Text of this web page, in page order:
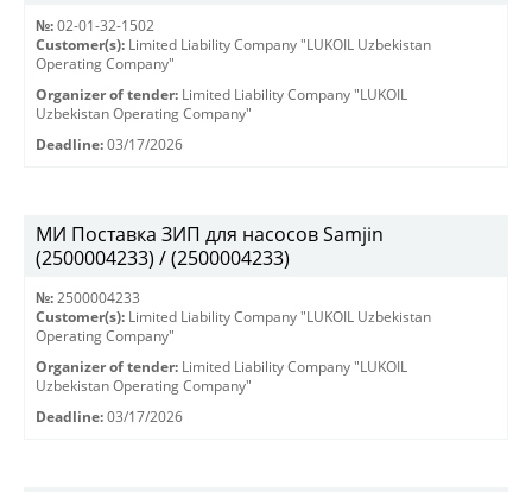
№: 02-01-32-1502
Customer(s): Limited Liability Company "LUKOIL Uzbekistan
Operating Company"
Organizer of tender: Limited Liability Company "LUKOIL
Uzbekistan Operating Company"
Deadline: 03/17/2026
МИ Поставка ЗИП для насосов Samjin
(2500004233) / (2500004233)
№: 2500004233
Customer(s): Limited Liability Company "LUKOIL Uzbekistan
Operating Company"
Organizer of tender: Limited Liability Company "LUKOIL
Uzbekistan Operating Company"
Deadline: 03/17/2026